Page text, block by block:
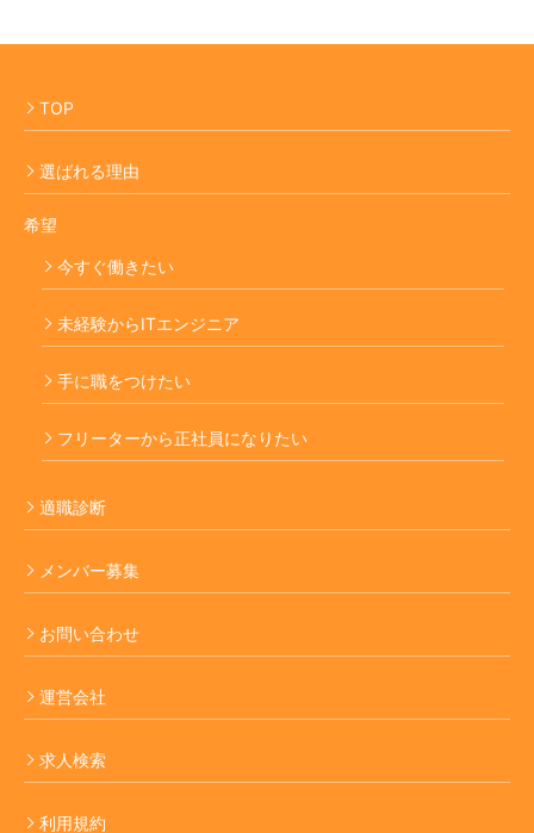
TOP
選ばれる理由
希望
今すぐ働きたい
未経験からITエンジニア
手に職をつけたい
フリーターから正社員になりたい
適職診断
メンバー募集
お問い合わせ
運営会社
求人検索
利用規約